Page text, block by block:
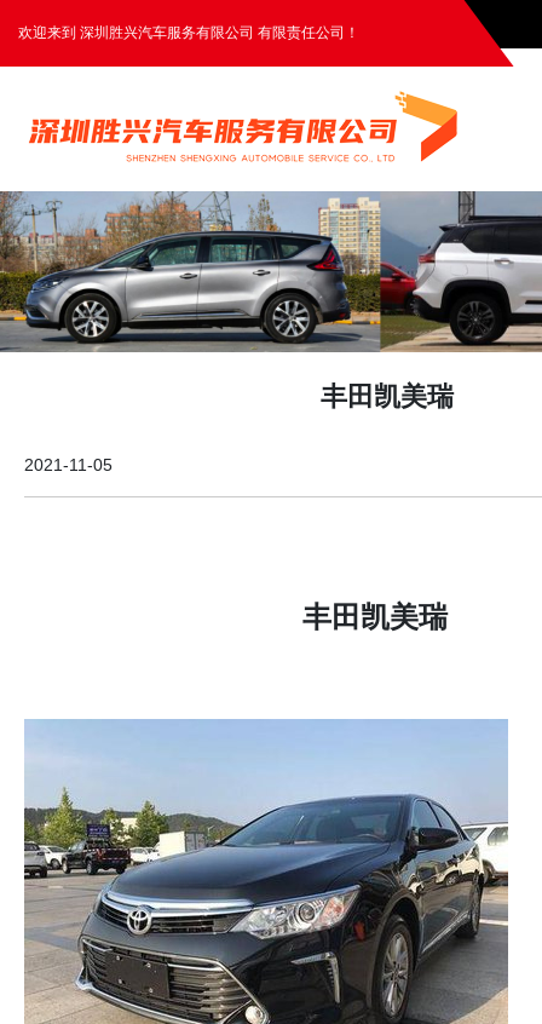
欢迎来到 深圳胜兴汽车服务有限公司 有限责任公司！
丰田凯美瑞
2021-11-05
丰田凯美瑞